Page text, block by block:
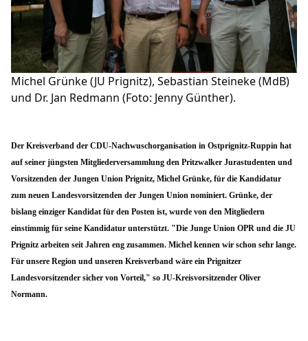
SENIOREN UNION OPR
JUNGE UNION OPR
FRAUEN UNION OPR
Mitglied werden
LINKS
Der Kreisverband der CDU-Nachwuschorganisation in Ostprignitz-Ruppin hat
auf seiner jüngsten Mitgliederversammlung den Pritzwalker Jurastudenten und
Vorsitzenden der Jungen Union Prignitz, Michel Grünke, für die Kandidatur
zum neuen Landesvorsitzenden der Jungen Union nominiert. Grünke, der
bislang einziger Kandidat für den Posten ist, wurde von den Mitgliedern
einstimmig für seine Kandidatur unterstützt. "Die Junge Union OPR und die JU
Prignitz arbeiten seit Jahren eng zusammen. Michel kennen wir schon sehr lange.
Für unsere Region und unseren Kreisverband wäre ein Prignitzer
Landesvorsitzender sicher von Vorteil," so JU-Kreisvorsitzender Oliver
Normann.
Michel Grünke (JU Prignitz), Sebastian Steineke (MdB)
und Dr. Jan Redmann (Foto: Jenny Günther).